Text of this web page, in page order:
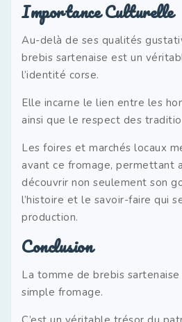
Importance Culturelle
Au-delà de ses qualités
brebis sartenaise est un
l’identité corse.
Elle incarne le lien entre les
ainsi que le respect des
Les foires et marchés locaux
avant ce fromage, permettant
découvrir non seulement son
l’histoire et le savoir-faire qui
production.
Conclusion
La tomme de brebis sartenaise
simple fromage.